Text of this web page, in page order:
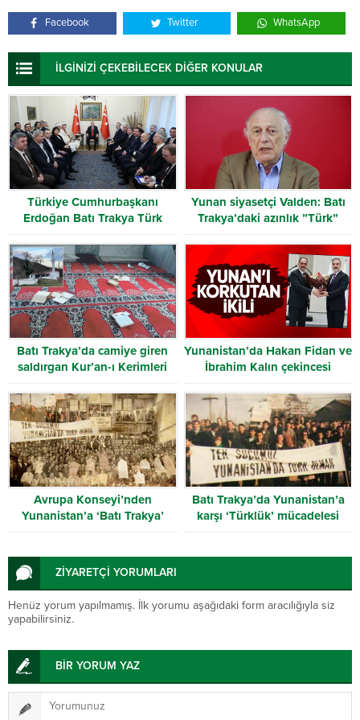
Facebook Twitter WhatsApp
İLGİNİZİ ÇEKEBİLECEK DİĞER KONULAR
Türkiye Cumhurbaşkanı
Erdoğan Batı Trakya Türk
Heyetini kabul etti
Yunan siyasetçi Valden: Batı
Trakya’daki azınlık ”Türk”
olarak tanınmalı
Batı Trakya’da camiye giren
saldırgan Kur’an-ı Kerimleri
yırttı
Yunanistan’da Hakan Fidan ve
İbrahim Kalın çekincesi
Avrupa Konseyi’nden
Yunanistan’a ‘Batı Trakya’
uyarısı
Batı Trakya’da Yunanistan’a
karşı ‘Türklük’ mücadelesi
ZİYARETÇİ YORUMLARI
Henüz yorum yapılmamış. İlk yorumu aşağıdaki form aracılığıyla siz
yapabilirsiniz.
BİR YORUM YAZ